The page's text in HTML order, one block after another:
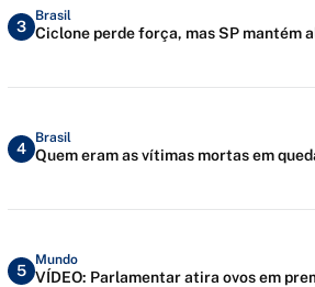
3
Brasil
Ciclone perde força, mas SP mantém
4
Brasil
Quem eram as vítimas mortas em
5
Mundo
VÍDEO: Parlamentar atira ovos em